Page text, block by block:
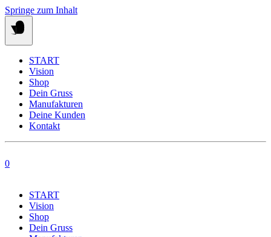
Springe zum Inhalt
START
Vision
Shop
Dein Gruss
Manufakturen
Deine Kunden
Kontakt
0
START
Vision
Shop
Dein Gruss